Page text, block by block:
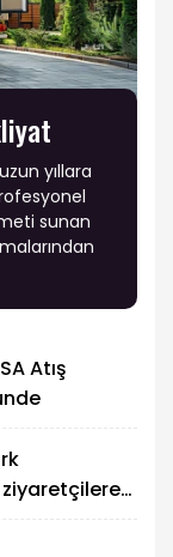
yıllara
sunan
Atış
ziyaretçilere